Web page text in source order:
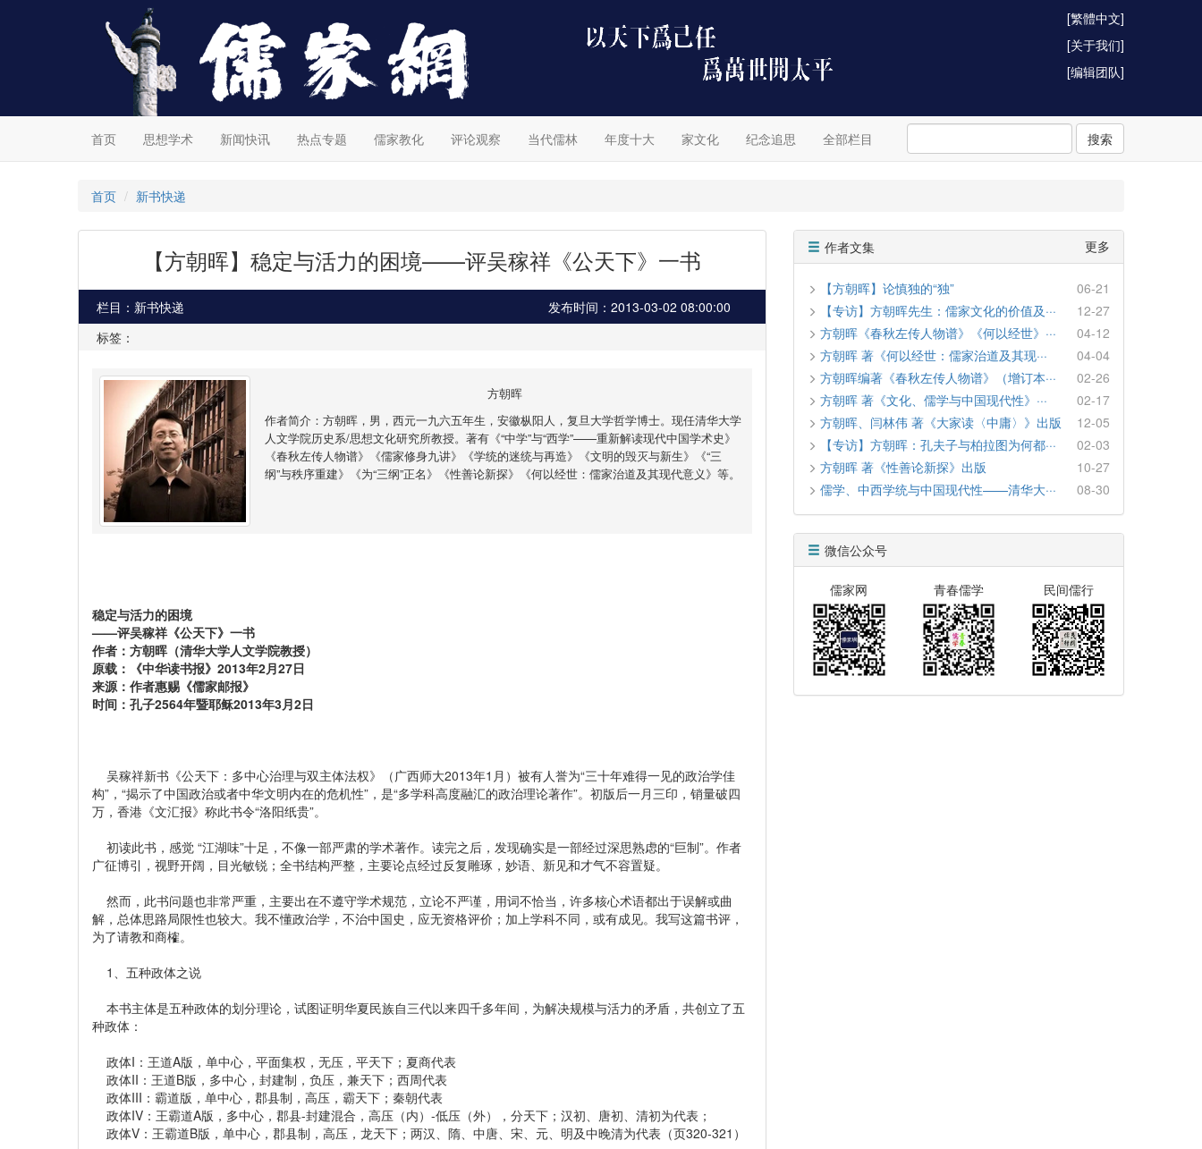
[繁體中文]
[关于我们]
[编辑团队]
首页 思想学术 新闻快讯 热点专题 儒家教化 评论观察 当代儒林 年度十大 家文化 纪念追思 全部栏目 搜索
首页 新书快递
【方朝晖】稳定与活力的困境——评吴稼祥《公天下》一书
栏目：新书快递
发布时间：2013-03-02 08:00:00
标签：
方朝晖
作者简介：方朝晖，男，西元一九六五年生，安徽枞阳人，复旦大学哲学博士。现任清华大学
人文学院历史系/思想文化研究所教授。著有《“中学”与“西学”——重新解读现代中国学术史》
《春秋左传人物谱》《儒家修身九讲》《学统的迷统与再造》《文明的毁灭与新生》《“三
纲”与秩序重建》《为“三纲”正名》《性善论新探》《何以经世：儒家治道及其现代意义》等。
稳定与活力的困境
——评吴稼祥《公天下》一书
作者：方朝晖（清华大学人文学院教授）
原载：《中华读书报》2013年2月27日
来源：作者惠赐《儒家邮报》
时间：孔子2564年暨耶稣2013年3月2日
吴稼祥新书《公天下：多中心治理与双主体法权》（广西师大2013年1月）被有人誉为“三十年难得一见的政治学佳
构”，“揭示了中国政治或者中华文明内在的危机性”，是“多学科高度融汇的政治理论著作”。初版后一月三印，销量破四
万，香港《文汇报》称此书令“洛阳纸贵”。
初读此书，感觉 “江湖味”十足，不像一部严肃的学术著作。读完之后，发现确实是一部经过深思熟虑的“巨制”。作者
广征博引，视野开阔，目光敏锐；全书结构严整，主要论点经过反复雕琢，妙语、新见和才气不容置疑。
然而，此书问题也非常严重，主要出在不遵守学术规范，立论不严谨，用词不恰当，许多核心术语都出于误解或曲
解，总体思路局限性也较大。我不懂政治学，不治中国史，应无资格评价；加上学科不同，或有成见。我写这篇书评，
为了请教和商榷。
1、五种政体之说
本书主体是五种政体的划分理论，试图证明华夏民族自三代以来四千多年间，为解决规模与活力的矛盾，共创立了五
种政体：
政体I：王道A版，单中心，平面集权，无压，平天下；夏商代表
政体II：王道B版，多中心，封建制，负压，兼天下；西周代表
政体III：霸道版，单中心，郡县制，高压，霸天下；秦朝代表
政体IV：王霸道A版，多中心，郡县-封建混合，高压（内）-低压（外），分天下；汉初、唐初、清初为代表；
政体V：王霸道B版，单中心，郡县制，高压，龙天下；两汉、隋、中唐、宋、元、明及中晚清为代表（页320-321）
作者文集 更多
【方朝晖】论慎独的“独”
06-21
【专访】方朝晖先生：儒家文化的价值及···
12-27
方朝晖《春秋左传人物谱》《何以经世》···
04-12
方朝晖 著《何以经世：儒家治道及其现···
04-04
方朝晖编著《春秋左传人物谱》（增订本···
02-26
方朝晖 著《文化、儒学与中国现代性》···
02-17
方朝晖、闫林伟 著《大家读〈中庸〉》出版
12-05
【专访】方朝晖：孔夫子与柏拉图为何都···
02-03
方朝晖 著《性善论新探》出版
10-27
儒学、中西学统与中国现代性​——清华大···
08-30
微信公众号
儒家网 青春儒学 民间儒行